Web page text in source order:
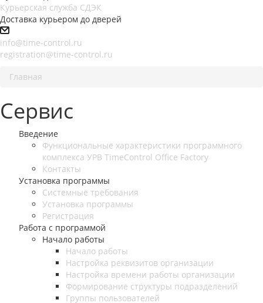
Курьерская служба СДЭК
Доставка курьером до дверей
info@time-control.ru
registration@time-control.ru
Главная
Сервис
Введение
Функциональные характеристики программного
комплекса УРВ TimeControl Office Factory
Контакты
Установка программы
Системные требования
Установка программы
Регистрация
Работа с программой
Начало работы
Начало работы
Настройка реквизитов организации
Настройка времени работы организации
Формирование структуры подразделений
Группы пользователей